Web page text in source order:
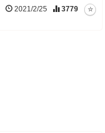
2021/2/25 3779